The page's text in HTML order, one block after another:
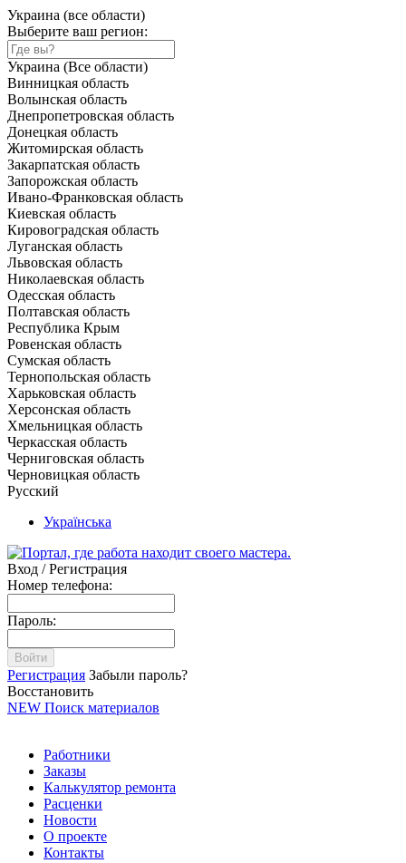
Украина (все области)
Выберите ваш регион:
Украина (Все области)
Винницкая область
Волынская область
Днепропетровская область
Донецкая область
Житомирская область
Закарпатская область
Запорожская область
Ивано-Франковская область
Киевская область
Кировоградская область
Луганская область
Львовская область
Николаевская область
Одесская область
Полтавская область
Республика Крым
Ровенская область
Сумская область
Тернопольская область
Харьковская область
Херсонская область
Хмельницкая область
Черкасская область
Черниговская область
Черновицкая область
Русский
Українська
Вход / Регистрация
Номер телефона:
Пароль:
Войти
Регистрация Забыли пароль?
Восстановить
NEW Поиск материалов
Работники
Заказы
Калькулятор ремонта
Расценки
Новости
О проекте
Контакты